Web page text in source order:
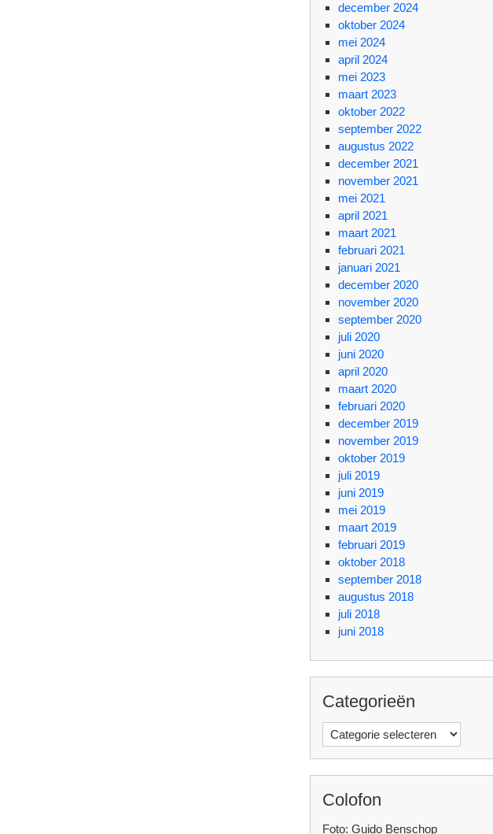
december 2024
oktober 2024
mei 2024
april 2024
mei 2023
maart 2023
oktober 2022
september 2022
augustus 2022
december 2021
november 2021
mei 2021
april 2021
maart 2021
februari 2021
januari 2021
december 2020
november 2020
september 2020
juli 2020
juni 2020
april 2020
maart 2020
februari 2020
december 2019
november 2019
oktober 2019
juli 2019
juni 2019
mei 2019
maart 2019
februari 2019
oktober 2018
september 2018
augustus 2018
juli 2018
juni 2018
Categorieën
Categorieën
Colofon
Foto: Guido Benschop